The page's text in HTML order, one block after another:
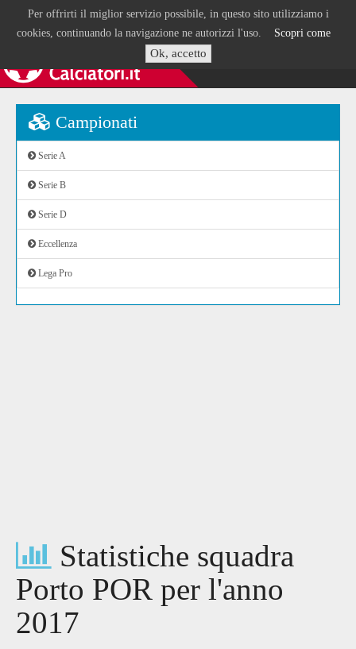
Per offrirti il miglior servizio possibile, in questo sito utilizziamo i
cookies, continuando la navigazione ne autorizzi l'uso. Scopri come
Ok, accetto
Campionati
Serie A
Serie B
Serie D
Eccellenza
Lega Pro
Statistiche squadra
Porto POR per l'anno
2017